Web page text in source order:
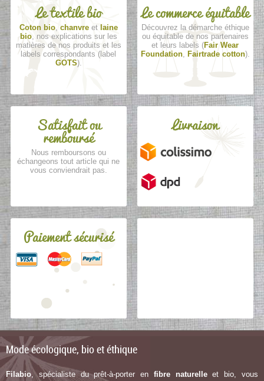
Le textile bio
Coton bio, chanvreet laine
bio, nos explications sur les
matières de nos produits et les
labels correspondants (label
GOTS).
Le commerce équitable
Découvrez la démarche éthique
ou équitable de nos partenaires
et leurs labels (Fair Wear
Foundation, Fairtrade cotton).
Satisfait ou
remboursé
Nous remboursons ou
échangeons tout article qui ne
vous conviendrait pas.
Livraison
Paiement sécurisé
Mode écologique, bio et éthique
Filabio , spécialiste du prêt-à-porter en fibre naturelleet bio, vous